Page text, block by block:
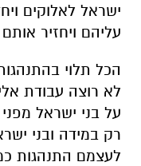
ישראל לאלוקים
עליהם ויחזיר
הכל תלוי
לא רוצה עבודת
על בני ישראל
רק במידה ובני
לעצמם התנהגות